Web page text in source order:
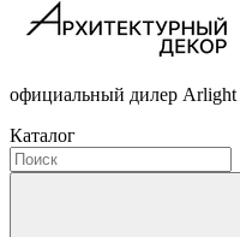
официальный дилер Arlight
Каталог